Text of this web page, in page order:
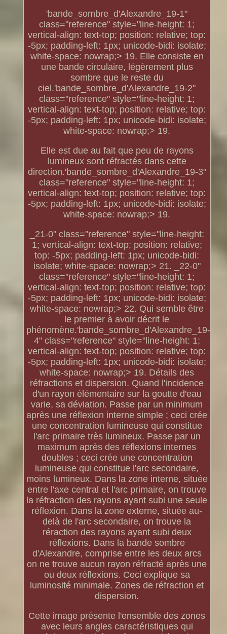
'bande_sombre_d'Alexandre_19-1"
class="reference" style="line-height: 1;
vertical-align: text-top; position: relative; top:
-5px; padding-left: 1px; unicode-bidi: isolate;
white-space: nowrap;> 19. Elle consiste en
une bande circulaire, légèrement plus
sombre que le reste du
ciel.'bande_sombre_d'Alexandre_19-2"
class="reference" style="line-height: 1;
vertical-align: text-top; position: relative; top:
-5px; padding-left: 1px; unicode-bidi: isolate;
white-space: nowrap;> 19.
Elle est due au fait que peu de rayons
lumineux sont réfractés dans cette
direction.'bande_sombre_d'Alexandre_19-3"
class="reference" style="line-height: 1;
vertical-align: text-top; position: relative; top:
-5px; padding-left: 1px; unicode-bidi: isolate;
white-space: nowrap;> 19.
_21-0" class="reference" style="line-height:
1; vertical-align: text-top; position: relative;
top: -5px; padding-left: 1px; unicode-bidi:
isolate; white-space: nowrap;> 21. _22-0"
class="reference" style="line-height: 1;
vertical-align: text-top; position: relative; top:
-5px; padding-left: 1px; unicode-bidi: isolate;
white-space: nowrap;> 22. Qui semble être
le premier à avoir décrit le
phénomène.'bande_sombre_d'Alexandre_19-
4" class="reference" style="line-height: 1;
vertical-align: text-top; position: relative; top:
-5px; padding-left: 1px; unicode-bidi: isolate;
white-space: nowrap;> 19. Détails des
réfractions et dispersion. Quand l'incidence
d'un rayon élémentaire sur la goutte d'eau
varie, sa déviation. Passe par un minimum
après une réflexion interne simple ; ceci crée
une concentration lumineuse qui constitue
l'arc primaire très lumineux. Passe par un
maximum après des réflexions internes
doubles ; ceci crée une concentration
lumineuse qui constitue l'arc secondaire,
moins lumineux. Dans la zone interne, située
entre l'axe central et l'arc primaire, on trouve
la réfraction des rayons ayant subi une seule
réflexion. Dans la zone externe, située au-
delà de l'arc secondaire, on trouve la
réraction des rayons ayant subi deux
réflexions. Dans la bande sombre
d'Alexandre, comprise entre les deux arcs
on ne trouve aucun rayon réfracté après une
ou deux réflexions. Ceci explique sa
luminosité minimale. Zones de réfraction et
dispersion.
Cette image présente l'ensemble des zones
avec leurs angles caractéristiques qui